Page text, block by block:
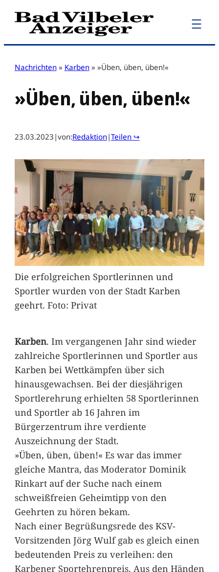
Zum
Inhalt
Nachrichten » Karben » »Üben, üben, üben!«
»Üben, üben, üben!«
23.03.2023 |von:Redaktion|Teilen ↪
Die erfolgreichen Sportlerinnen und
Sportler wurden von der Stadt Karben
geehrt. Foto: Privat
Karben. Im vergangenen Jahr sind wieder
zahlreiche Sportlerinnen und Sportler aus
Karben bei Wettkämpfen über sich
hinausgewachsen. Bei der diesjährigen
Sportlerehrung erhielten 58 Sportlerinnen
und Sportler ab 16 Jahren im
Bürgerzentrum ihre verdiente
Auszeichnung der Stadt.
»Üben, üben, üben!« Es war das immer
gleiche Mantra, das Moderator Dominik
Rinkart auf der Suche nach einem
schweißfreien Geheimtipp von den
Geehrten zu hören bekam.
Nach einer Begrüßungsrede des KSV-
Vorsitzenden Jörg Wulf gab es gleich einen
bedeutenden Preis zu verleihen: den
Karbener Sportehrenpreis. Aus den Händen